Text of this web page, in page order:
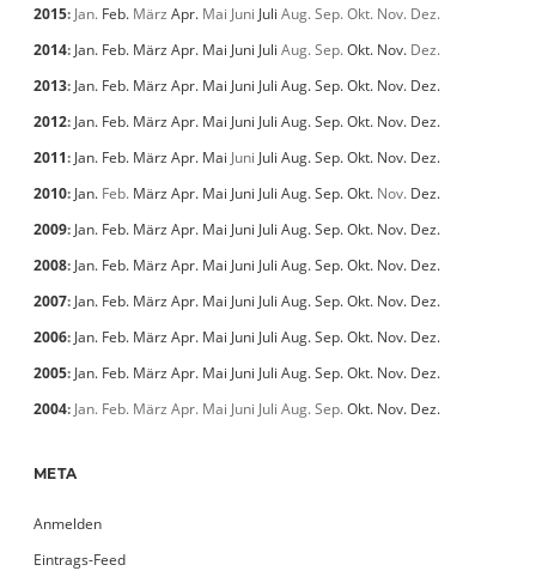
2015: Jan. Feb. März Apr. Mai Juni Juli Aug.Sep.Okt. Nov. Dez.
2014: Jan. Feb. März Apr. Mai Juni Juli Aug.Sep.Okt. Nov. Dez.
2013: Jan. Feb. März Apr. Mai Juni Juli Aug.Sep.Okt. Nov. Dez.
2012: Jan. Feb. März Apr. Mai Juni Juli Aug.Sep.Okt. Nov. Dez.
2011: Jan. Feb. März Apr. Mai Juni Juli Aug.Sep.Okt. Nov. Dez.
2010: Jan. Feb. März Apr. Mai Juni Juli Aug.Sep.Okt. Nov. Dez.
2009: Jan. Feb. März Apr. Mai Juni Juli Aug.Sep.Okt. Nov. Dez.
2008: Jan. Feb. März Apr. Mai Juni Juli Aug.Sep.Okt. Nov. Dez.
2007: Jan. Feb. März Apr. Mai Juni Juli Aug.Sep.Okt. Nov. Dez.
2006: Jan. Feb. März Apr. Mai Juni Juli Aug.Sep.Okt. Nov. Dez.
2005: Jan. Feb. März Apr. Mai Juni Juli Aug.Sep.Okt. Nov. Dez.
2004: Jan. Feb. März Apr. Mai Juni Juli Aug.Sep.Okt. Nov. Dez.
META
Anmelden
Eintrags-Feed